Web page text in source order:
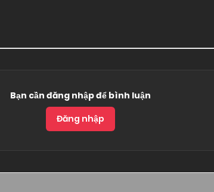
Bạn cần đăng nhập để bình luận
Đăng nhập